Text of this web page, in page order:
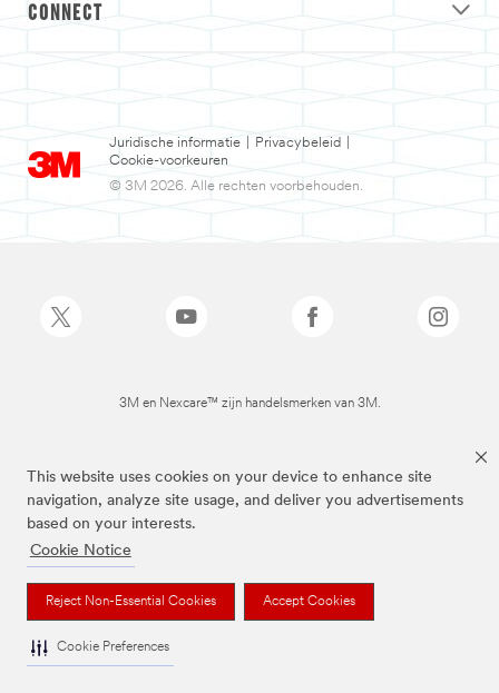
This website uses cookies on your device to enhance site
navigation, analyze site usage, and deliver you advertisements
based on your interests.
Cookie Notice
Reject Non-Essential Cookies Accept Cookies
Cookie Preferences
CONNECT
Juridische informatie Privacybeleid
Cookie-voorkeuren
© 3M 2026. Alle rechten voorbehouden.
3M en Nexcare™ zijn handelsmerken van 3M.